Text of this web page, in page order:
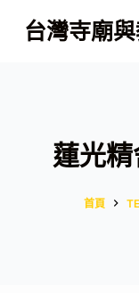
跳
至
台灣寺廟
蓮光
首頁